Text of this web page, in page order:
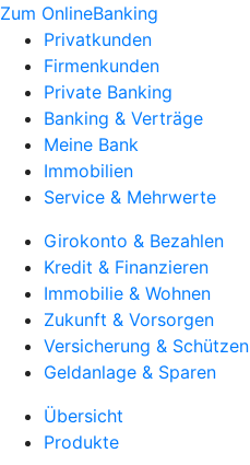
Zum OnlineBanking
Privatkunden
Firmenkunden
Private Banking
Banking & Verträge
Meine Bank
Immobilien
Service & Mehrwerte
Girokonto & Bezahlen
Kredit & Finanzieren
Immobilie & Wohnen
Zukunft & Vorsorgen
Versicherung & Schützen
Geldanlage & Sparen
Übersicht
Produkte